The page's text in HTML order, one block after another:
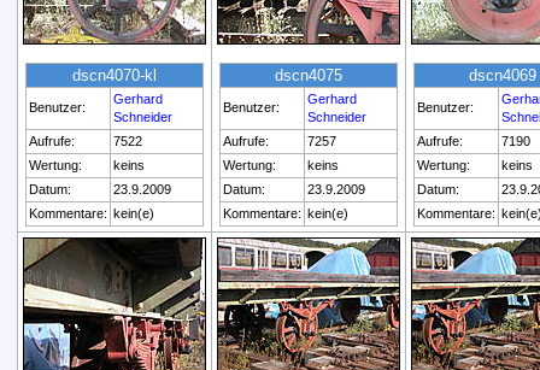
dscn4070-kl
Benutzer:
Gerhard
Schneider
Aufrufe:
7522
Wertung:
keins
Datum:
23.9.2009
Kommentare: kein(e)
dscn4075
Benutzer:
Gerhard
Schneider
Aufrufe:
7257
Wertung:
keins
Datum:
23.9.2009
Kommentare: kein(e)
dscn4069
Benutzer:
Aufrufe:
7190
Wertung:
keins
Datum:
Kommentare: